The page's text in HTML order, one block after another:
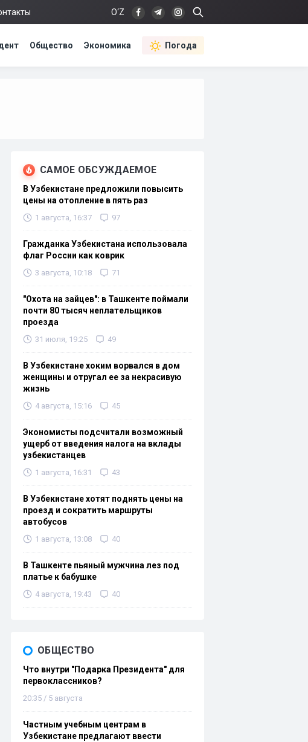
O‘Z
Общество Экономика Погода
САМОЕ ОБСУЖДАЕМОЕ
В Узбекистане предложили повысить
цены на отопление в пять раз
1 августа, 16:37 97
Гражданка Узбекистана использовала
флаг России как коврик
3 августа, 10:18 71
"Охота на зайцев": в Ташкенте поймали
почти 80 тысяч неплательщиков
проезда
31 июля, 19:25 49
В Узбекистане хоким ворвался в дом
женщины и отругал ее за некрасивую
жизнь
4 августа, 15:16 45
Экономисты подсчитали возможный
ущерб от введения налога на вклады
узбекистанцев
1 августа, 16:31 43
В Узбекистане хотят поднять цены на
проезд и сократить маршруты
автобусов
1 августа, 13:08 40
В Ташкенте пьяный мужчина лез под
платье к бабушке
4 августа, 19:43 40
ОБЩЕСТВО
Что внутри "Подарка Президента" для
первоклассников?
20:35 / 5 августа
Частным учебным центрам в
Узбекистане предлагают ввести